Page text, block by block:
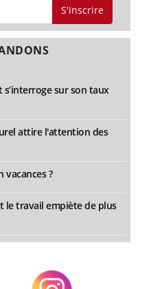
S'inscrire
sur son taux
attire l'attention des
vacances ?
le travail empiète de plus